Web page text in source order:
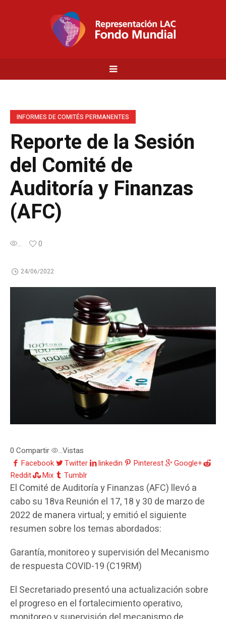
INFORMES DE COMITÉS PERMANENTES
Reporte de la Sesión
del Comité de
Auditoría y Finanzas
(AFC)
... 0
24/06/2022
0 Compartir ...Vistas
Facebook
Twitter linkedin Pinterest
Google+
Reddit
Mix Tumblr
El Comité de Auditoría y Finanzas (AFC) llevó a
cabo su 18va Reunión el 17, 18 y 30 de marzo de
2022 de manera virtual; y emitió el siguiente
resumen sobre los temas abordados:
Garantía, monitoreo y supervisión del Mecanismo
de respuesta COVID-19 (C19RM)
El Secretariado presentó una actualización sobre
el progreso en el fortalecimiento operativo,